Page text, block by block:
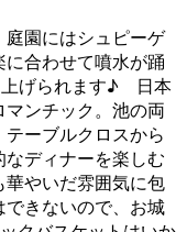
園にはシュピーゲ
合わせて噴水が踊
上げられます♪ 日本
ンチック。池の両
ーブルクロスから
ディナーを楽しむ
華やいだ雰囲気に包
できないので、お城